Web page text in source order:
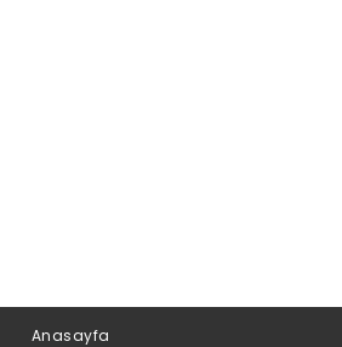
Anasayfa